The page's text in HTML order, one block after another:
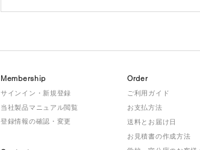
Membership
サインイン・新規登録
当社製品マニュアル閲覧
登録情報の確認・変更
Order
ご利用ガイド
お支払方法
送料とお届け日
お見積書の作成方法